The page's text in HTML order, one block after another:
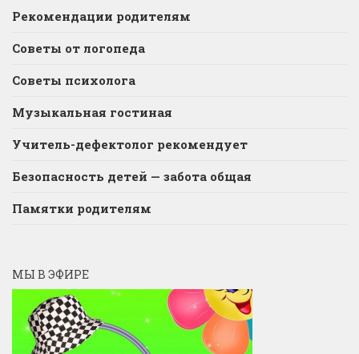
Рекомендации родителям
Советы от логопеда
Советы психолога
Музыкальная гостиная
Учитель-дефектолог рекомендует
Безопасность детей — забота общая
Памятки родителям
МЫ В ЭФИРЕ